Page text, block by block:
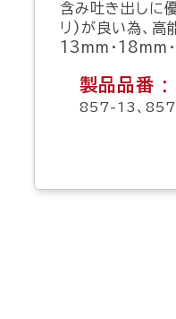
含み吐き出しに
リ)が良い為、高
13mm・18mm
製品品番 :
857-13、